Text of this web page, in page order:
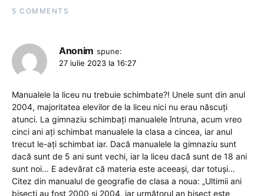
5 COMMENTS
Anonim spune:
27 iulie 2023 la 16:27
Manualele la liceu nu trebuie schimbate?! Unele sunt din anul
2004, majoritatea elevilor de la liceu nici nu erau născuți
atunci. La gimnaziu schimbați manualele întruna, acum vreo
cinci ani ați schimbat manualele la clasa a cincea, iar anul
trecut le-ați schimbat iar. Dacă manualele la gimnaziu sunt
dacă sunt de 5 ani sunt vechi, iar la liceu dacă sunt de 18 ani
sunt noi… E adevărat că materia este aceeași, dar totuși…
Citez din manualul de geografie de clasa a noua: „Ultimii ani
bisecți au fost 2000 și 2004, iar următorul an bisect este